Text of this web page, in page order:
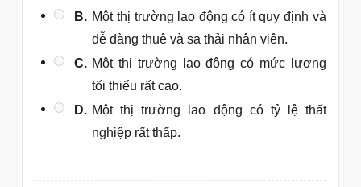
B. Một thị trường lao động có ít quy định và
dễ dàng thuê và sa thải nhân viên.
C. Một thị trường lao động có mức lương
tối thiểu rất cao.
D. Một thị trường lao động có tỷ lệ thất
nghiệp rất thấp.